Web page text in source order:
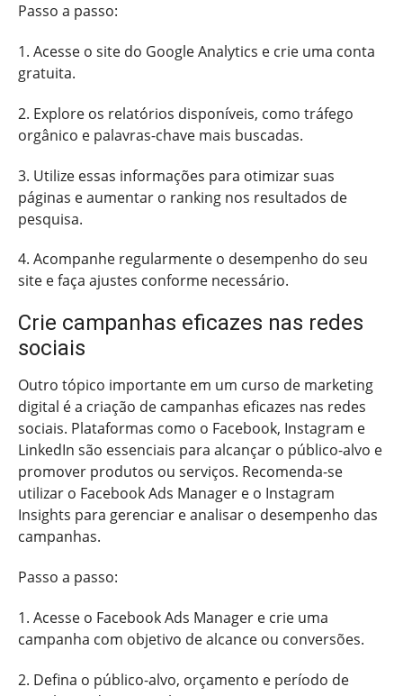
Passo a passo:
1. Acesse o site do Google Analytics e crie uma conta
gratuita.
2. Explore os relatórios disponíveis, como tráfego
orgânico e palavras-chave mais buscadas.
3. Utilize essas informações para otimizar suas
páginas e aumentar o ranking nos resultados de
pesquisa.
4. Acompanhe regularmente o desempenho do seu
site e faça ajustes conforme necessário.
Crie campanhas eficazes nas redes
sociais
Outro tópico importante em um curso de marketing
digital é a criação de campanhas eficazes nas redes
sociais. Plataformas como o Facebook, Instagram e
LinkedIn são essenciais para alcançar o público-alvo e
promover produtos ou serviços. Recomenda-se
utilizar o Facebook Ads Manager e o Instagram
Insights para gerenciar e analisar o desempenho das
campanhas.
Passo a passo:
1. Acesse o Facebook Ads Manager e crie uma
campanha com objetivo de alcance ou conversões.
2. Defina o público-alvo, orçamento e período de